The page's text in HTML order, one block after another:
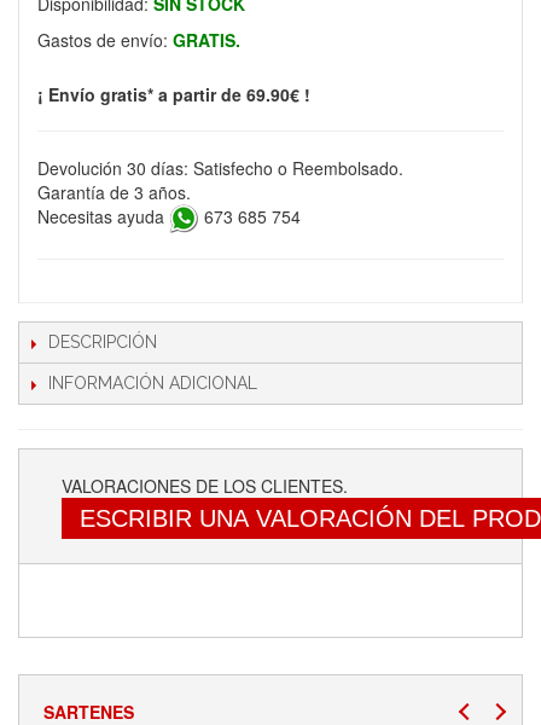
Gastos de envío: GRATIS.
¡ Envío gratis* a partir de 69.90€ !
Devolución 30 días: Satisfecho o Reembolsado.
Garantía de 3 años.
Necesitas ayuda
673 685 754
DESCRIPCIÓN
INFORMACIÓN ADICIONAL
VALORACIONES DE LOS CLIENTES.
ESCRIBIR UNA VALORACIÓN DEL
SARTENES